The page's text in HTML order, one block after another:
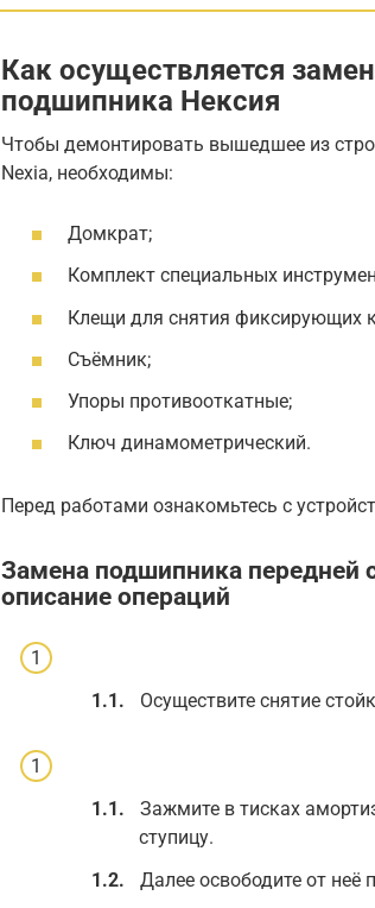
Как осуществляется
подшипника Нексия
Чтобы демонтировать вышедшее из
Nexia, необходимы:
Домкрат;
Комплект специальных
Клещи для снятия фиксирующих
Съёмник;
Упоры противооткатные;
Ключ динамометрический.
Перед работами ознакомьтесь с
Замена подшипника передней
описание операций
Осуществите снятие
Зажмите в тисках
ступицу.
Далее освободите от неё